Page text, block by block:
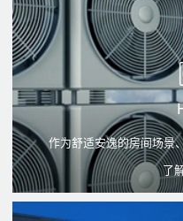
作为舒适安逸的房间场景
了